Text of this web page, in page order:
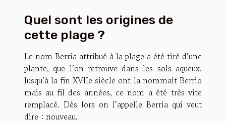
Quel sont les origines de
cette plage ?
Le nom Berria attribué à la plage a été tiré d’une
plante, que l’on retrouve dans les sols aqueux.
Jusqu’à la fin XVIIe siècle ont la nommait Berrio
mais au fil des années, ce nom a été très vite
remplacé. Dès lors on l’appelle Berria qui veut
dire : nouveau.